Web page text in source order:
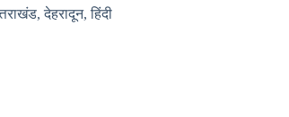
,देहरादून,हिंदी